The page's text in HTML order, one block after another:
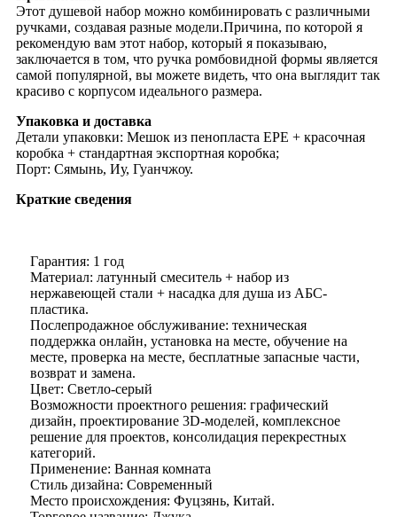
Этот душевой набор можно комбинировать с различными
ручками, создавая разные модели.Причина, по которой я
рекомендую вам этот набор, который я показываю,
заключается в том, что ручка ромбовидной формы является
самой популярной, вы можете видеть, что она выглядит так
красиво с корпусом идеального размера.
Упаковка и доставка
Детали упаковки: Мешок из пенопласта EPE + красочная
коробка + стандартная экспортная коробка;
Порт: Сямынь, Иу, Гуанчжоу.
Краткие сведения
Гарантия: 1 год
Материал: латунный смеситель + набор из
нержавеющей стали + насадка для душа из АБС-
пластика.
Послепродажное обслуживание: техническая
поддержка онлайн, установка на месте, обучение на
месте, проверка на месте, бесплатные запасные части,
возврат и замена.
Цвет: Светло-серый
Возможности проектного решения: графический
дизайн, проектирование 3D-моделей, комплексное
решение для проектов, консолидация перекрестных
категорий.
Применение: Ванная комната
Стиль дизайна: Современный
Место происхождения: Фуцзянь, Китай.